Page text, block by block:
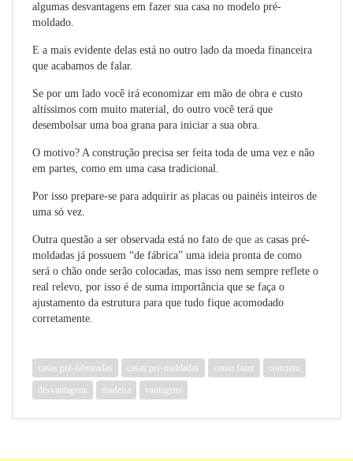
algumas desvantagens em fazer sua casa no modelo pré-
moldado.
E a mais evidente delas está no outro lado da moeda financeira
que acabamos de falar.
Se por um lado você irá economizar em mão de obra e custo
altíssimos com muito material, do outro você terá que
desembolsar uma boa grana para iniciar a sua obra.
O motivo? A construção precisa ser feita toda de uma vez e não
em partes, como em uma casa tradicional.
Por isso prepare-se para adquirir as placas ou painéis inteiros de
uma só vez.
Outra questão a ser observada está no fato de que as casas pré-
moldadas já possuem “de fábrica” uma ideia pronta de como
será o chão onde serão colocadas, mas isso nem sempre reflete o
real relevo, por isso é de suma importância que se faça o
ajustamento da estrutura para que tudo fique acomodado
corretamente.
casas pré-fabricadas casas pré-moldadas como fazer
concreto
desvantagens
madeira vantagens